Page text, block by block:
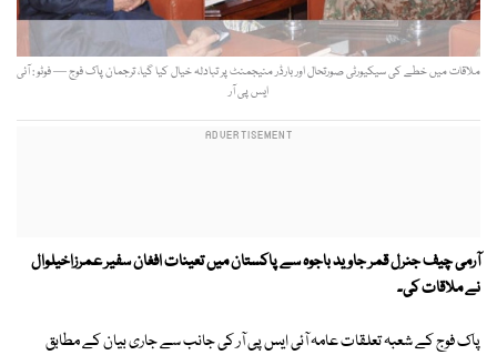
ملاقات میں خطے کی سیکیورٹی صورتحال اور بارڈر منیجمنٹ پر تبادلہ خیال کیا گیا، ترجمان پاک فوج — فوٹو : آئی
ایس پی آر
آرمی چیف جنرل قمر جاوید باجوہ سے پاکستان میں تعینات افغان سفیر عمرزاخیلوال
نے ملاقات کی۔
پاک فوج کے شعبہ تعلقات عامہ آئی ایس پی آر کی جانب سے جاری بیان کے مطابق